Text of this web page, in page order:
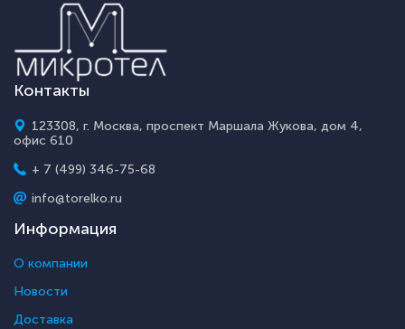
Контакты
123308, г. Москва, проспект Маршала Жукова, дом 4,
офис 610
+ 7 (499) 346-75-68
info@torelko.ru
Информация
О компании
Новости
Доставка